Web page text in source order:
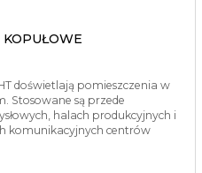
doświetlają pomieszczenia w
Stosowane są przede
halach produkcyjnych i
komunikacyjnych centrów